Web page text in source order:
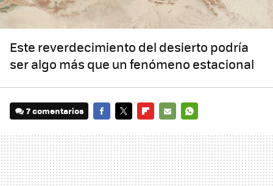
Este reverdecimiento del desierto podría
ser algo más que un fenómeno estacional
7 comentarios
MAIL